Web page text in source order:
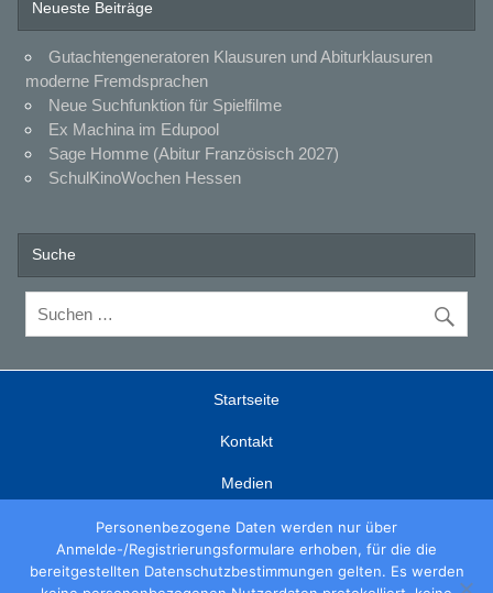
Neueste Beiträge
Gutachtengeneratoren Klausuren und Abiturklausuren
moderne Fremdsprachen
Neue Suchfunktion für Spielfilme
Ex Machina im Edupool
Sage Homme (Abitur Französisch 2027)
SchulKinoWochen Hessen
Suche
Startseite
Kontakt
Medien
Fortbildungen
edupool
Personenbezogene Daten werden nur über
Anmelde-/Registrierungsformulare erhoben, für die die
bereitgestellten Datenschutzbestimmungen gelten. Es werden